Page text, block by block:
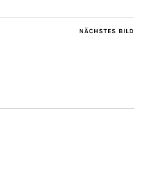
NÄCHSTES BILD